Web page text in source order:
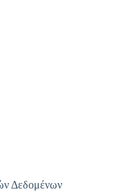
Δεδομένων